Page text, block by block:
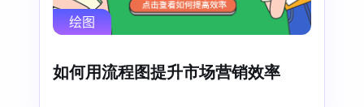
绘图
如何用流程图提升市场营销效率